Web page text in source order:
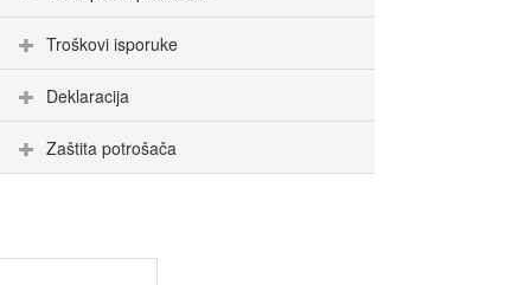
Troškovi isporuke
Deklaracija
Zaštita potrošača